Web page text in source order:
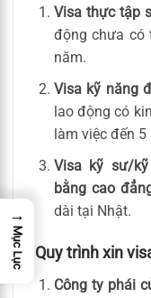
Visa thực tập
động chưa có
năm.
Visa kỹ năng
lao động có
làm việc đến
Visa kỹ sư/
bằng cao
dài tại Nhật.
Quy trình xin
Công ty phái
→
Mục Lục